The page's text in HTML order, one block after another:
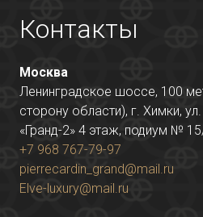
Контакты
Москва
Ленинградское шоссе, 100
сторону области), г. Химки,
«Гранд-2» 4 этаж, подиум №
+7 968 767-79-97
pierrecardin_grand@mail.ru
Elve-luxury@mail.ru